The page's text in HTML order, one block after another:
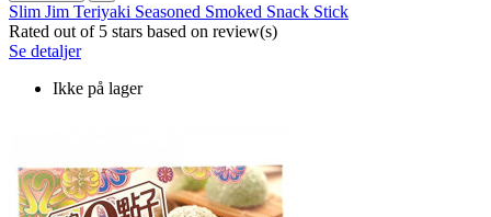
Slim Jim Teriyaki Seasoned Smoked Snack Stick
Rated out of 5 stars based on review(s)
Se detaljer
Ikke på lager